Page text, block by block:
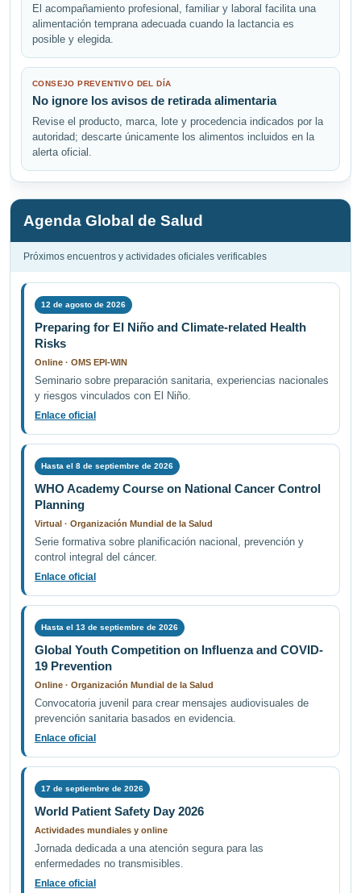
El acompañamiento profesional, familiar y laboral facilita una
alimentación temprana adecuada cuando la lactancia es
posible y elegida.
CONSEJO PREVENTIVO DEL DÍA
No ignore los avisos de retirada alimentaria
Revise el producto, marca, lote y procedencia indicados por la
autoridad; descarte únicamente los alimentos incluidos en la
alerta oficial.
Agenda Global de Salud
Próximos encuentros y actividades oficiales verificables
12 de agosto de 2026
Preparing for El Niño and Climate-related Health
Risks
Online · OMS EPI-WIN
Seminario sobre preparación sanitaria, experiencias nacionales
y riesgos vinculados con El Niño.
Enlace oficial
Hasta el 8 de septiembre de 2026
WHO Academy Course on National Cancer Control
Planning
Virtual · Organización Mundial de la Salud
Serie formativa sobre planificación nacional, prevención y
control integral del cáncer.
Enlace oficial
Hasta el 13 de septiembre de 2026
Global Youth Competition on Influenza and COVID-
19 Prevention
Online · Organización Mundial de la Salud
Convocatoria juvenil para crear mensajes audiovisuales de
prevención sanitaria basados en evidencia.
Enlace oficial
17 de septiembre de 2026
World Patient Safety Day 2026
Actividades mundiales y online
Jornada dedicada a una atención segura para las
enfermedades no transmisibles.
Enlace oficial